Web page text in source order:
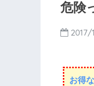
危険
お得